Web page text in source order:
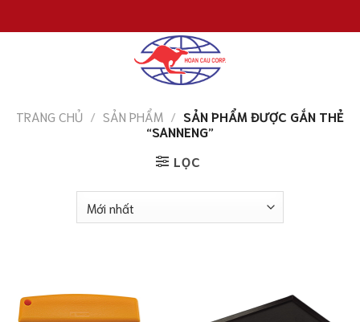
đến
TRANG CHỦ / SẢN PHẨM / SẢN PHẨM ĐƯỢC GẮN THẺ
“SANNENG”
LỌC